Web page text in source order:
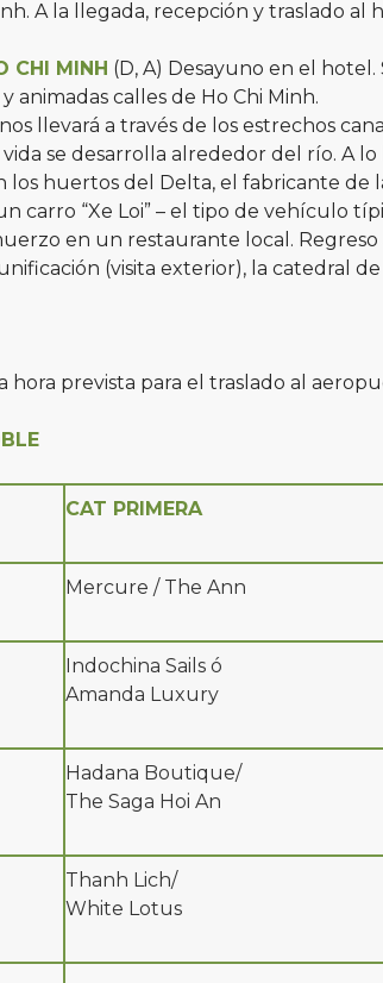
A la llegada, recepción y traslado al
CHI MINH (D, A) Desayuno en el
animadas calles de Ho Chi Minh.
llevará a través de los estrechos
se desarrolla alrededor del río. A
huertos del Delta, el fabricante de
carro “Xe Loi” – el tipo de vehículo
en un restaurante local.
(visita exterior), la catedral
prevista para el traslado al
CAT PRIMERA
Mercure / The Ann
Indochina Sails ó
Amanda Luxury
Hadana Boutique/
The Saga Hoi An
Thanh Lich/
White Lotus